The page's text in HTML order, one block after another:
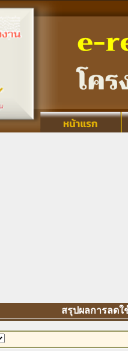
สรุปผลการลดใช้